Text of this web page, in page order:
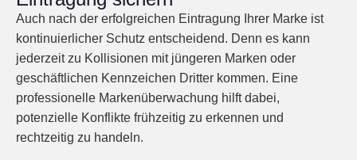
Auch nach der erfolgreichen Eintragung Ihrer Marke ist
kontinuierlicher Schutz entscheidend. Denn es kann
jederzeit zu Kollisionen mit jüngeren Marken oder
geschäftlichen Kennzeichen Dritter kommen. Eine
professionelle Markenüberwachung hilft dabei,
potenzielle Konflikte frühzeitig zu erkennen und
rechtzeitig zu handeln.